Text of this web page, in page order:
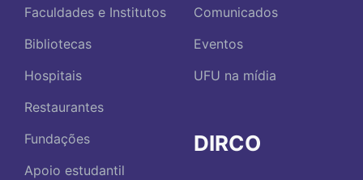
Faculdades e Institutos
Bibliotecas
Hospitais
Restaurantes
Fundações
Apoio estudantil
Comunicados
Eventos
UFU na mídia
DIRCO